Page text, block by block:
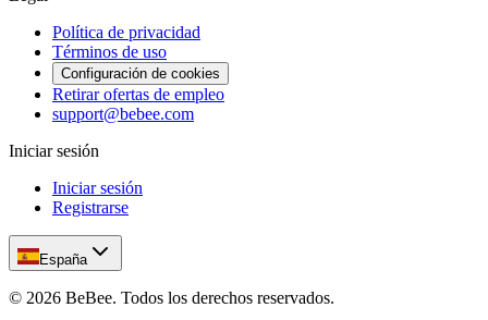
Política de privacidad
Términos de uso
Configuración de cookies
Retirar ofertas de empleo
support@bebee.com
Iniciar sesión
Iniciar sesión
Registrarse
España
© 2026 BeBee. Todos los derechos reservados.